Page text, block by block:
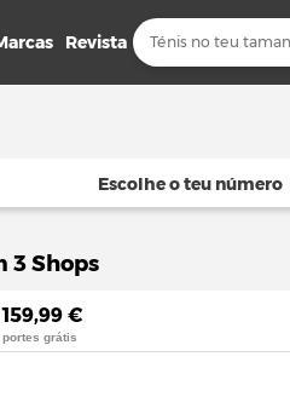
Revista
Escolhe o teu número
3 Shops
159,99 €
portes grátis